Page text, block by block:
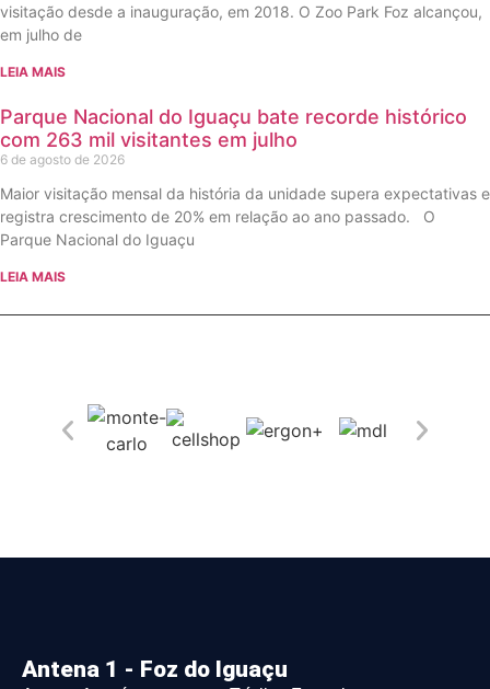
visitação desde a inauguração, em 2018. O Zoo Park Foz alcançou,
em julho de
LEIA MAIS
Parque Nacional do Iguaçu bate recorde histórico
com 263 mil visitantes em julho
6 de agosto de 2026
Maior visitação mensal da história da unidade supera expectativas e
registra crescimento de 20% em relação ao ano passado. O
Parque Nacional do Iguaçu
LEIA MAIS
Antena 1 - Foz do Iguaçu